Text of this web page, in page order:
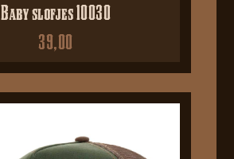
Baby slofjes 10030
39,00